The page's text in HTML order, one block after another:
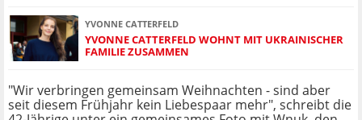
YVONNE CATTERFELD
YVONNE CATTERFELD WOHNT MIT UKRAINISCHER
FAMILIE ZUSAMMEN
"Wir verbringen gemeinsam Weihnachten - sind aber
seit diesem Frühjahr kein Liebespaar mehr", schreibt die